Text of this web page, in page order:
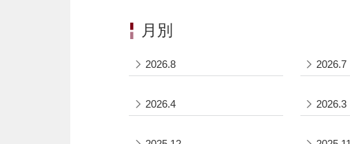
月別
2026.8 2026.7
2026.4 2026.3